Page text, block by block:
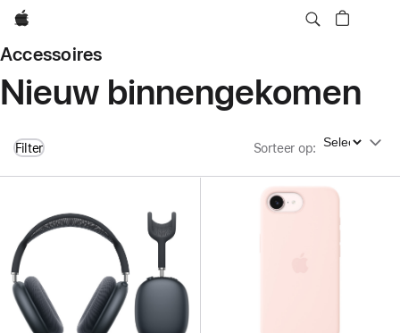
Apple
Accessoires
Nieuw binnengekomen
Filter Sorteer op: Sorteer op